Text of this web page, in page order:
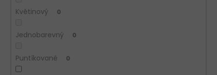
Květinový 0
Jednobarevný 0
Puntíkované 0